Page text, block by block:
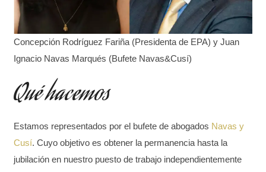
Concepción Rodríguez Fariña (Presidenta de EPA) y Juan
Ignacio Navas Marqués (Bufete Navas&Cusí)
Qué hacemos
Estamos representados por el bufete de abogados Navas y
Cusí. Cuyo objetivo es obtener la permanencia hasta la
jubilación en nuestro puesto de trabajo independientemente